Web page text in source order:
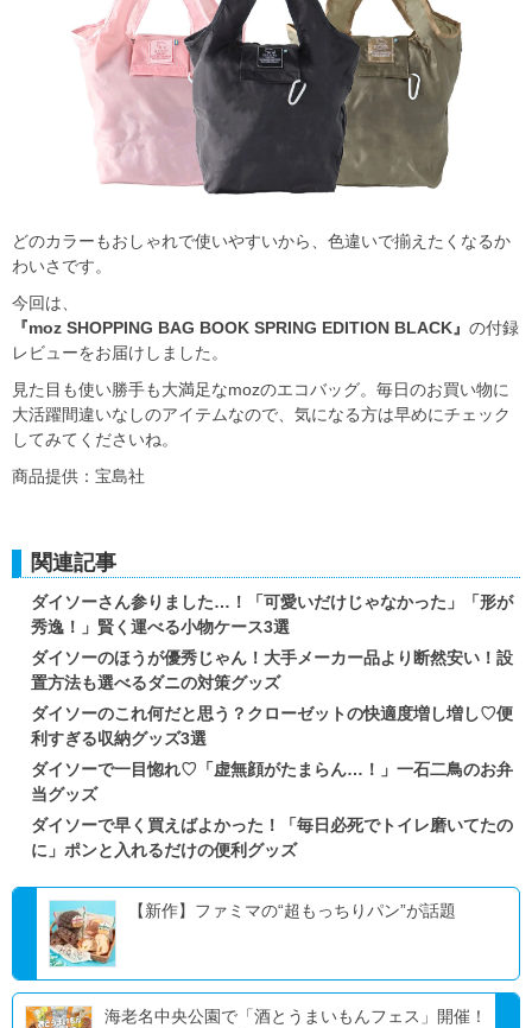
どのカラーもおしゃれで使いやすいから、色違いで揃えたくなるか
わいさです。
今回は、
『moz SHOPPING BAG BOOK SPRING EDITION BLACK』 の付録
レビューをお届けしました。
見た目も使い勝手も大満足なmozのエコバッグ。毎日のお買い物に
大活躍間違いなしのアイテムなので、気になる方は早めにチェック
してみてくださいね。
商品提供：宝島社
関連記事
ダイソーさん参りました…！「可愛いだけじゃなかった」「形が
秀逸！」賢く運べる小物ケース3選
ダイソーのほうが優秀じゃん！大手メーカー品より断然安い！設
置方法も選べるダニの対策グッズ
ダイソーのこれ何だと思う？クローゼットの快適度増し増し♡便
利すぎる収納グッズ3選
ダイソーで一目惚れ♡「虚無顔がたまらん…！」一石二鳥のお弁
当グッズ
ダイソーで早く買えばよかった！「毎日必死でトイレ磨いてたの
に」ポンと入れるだけの便利グッズ
【新作】ファミマの“超もっちりパン”が話題
海老名中央公園で「酒とうまいもんフェス」開催！